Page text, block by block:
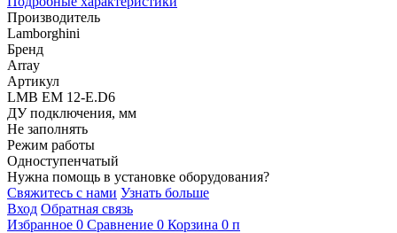
Производитель
Lamborghini
Бренд
Array
Артикул
LMB EM 12-E.D6
ДУ подключения, мм
Не заполнять
Режим работы
Одноступенчатый
Нужна помощь в установке оборудования?
Свяжитесь с нами Узнать больше
Вход Обратная связь
Избранное 0 Сравнение 0 Корзина 0 п